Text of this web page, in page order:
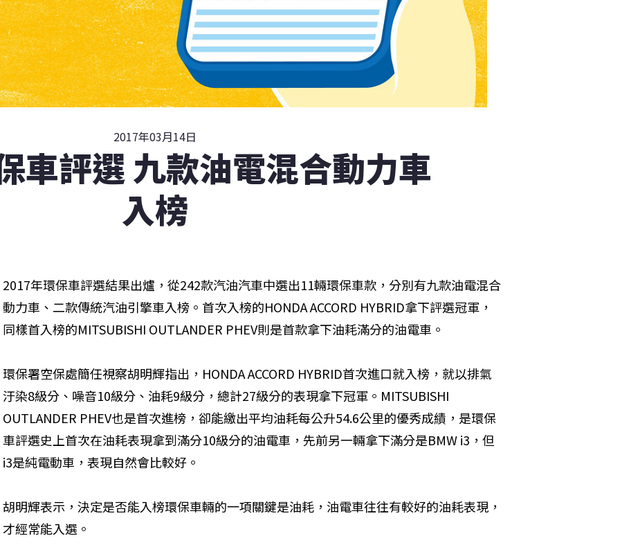
2017年03月14日
車評選 九款油電混合動力車
入榜
2017年環保車評選結果出爐，從242款汽油汽車中選出11輛環保車款，分別有九款油電混合
動力車、二款傳統汽油引擎車入榜。首次入榜的HONDA ACCORD HYBRID拿下評選冠軍，
同樣首入榜的MITSUBISHI OUTLANDER PHEV則是首款拿下油耗滿分的油電車。
環保署空保處簡任視察胡明輝指出，HONDA ACCORD HYBRID首次進口就入榜，就以排氣
汙染8級分、噪音10級分、油耗9級分，總計27級分的表現拿下冠軍。MITSUBISHI
OUTLANDER PHEV也是首次進榜，卻能繳出平均油耗每公升54.6公里的優秀成績，是環保
車評選史上首次在油耗表現拿到滿分10級分的油電車，先前另一輛拿下滿分是BMW i3，但
i3是純電動車，表現自然會比較好。
胡明輝表示，決定是否能入榜環保車輛的一項關鍵是油耗，油電車往往有較好的油耗表現，
才經常能入選。